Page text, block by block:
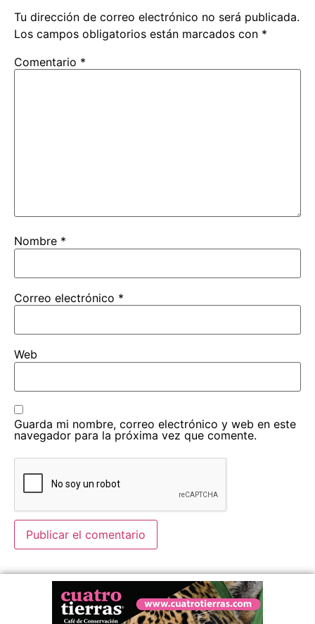
Tu dirección de correo electrónico no será publicada.
Los campos obligatorios están marcados con *
Comentario *
Nombre *
Correo electrónico *
Web
Guarda mi nombre, correo electrónico y web en este
navegador para la próxima vez que comente.